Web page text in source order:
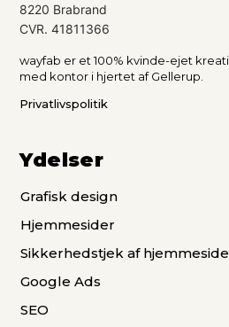
8220 Brabrand
CVR. 41811366
wayfab er et 100% kvinde-ejet
med kontor i hjertet af Gellerup.
Privatlivspolitik
Ydelser
Grafisk design
Hjemmesider
Sikkerhedstjek af hjemmeside
Google Ads
SEO